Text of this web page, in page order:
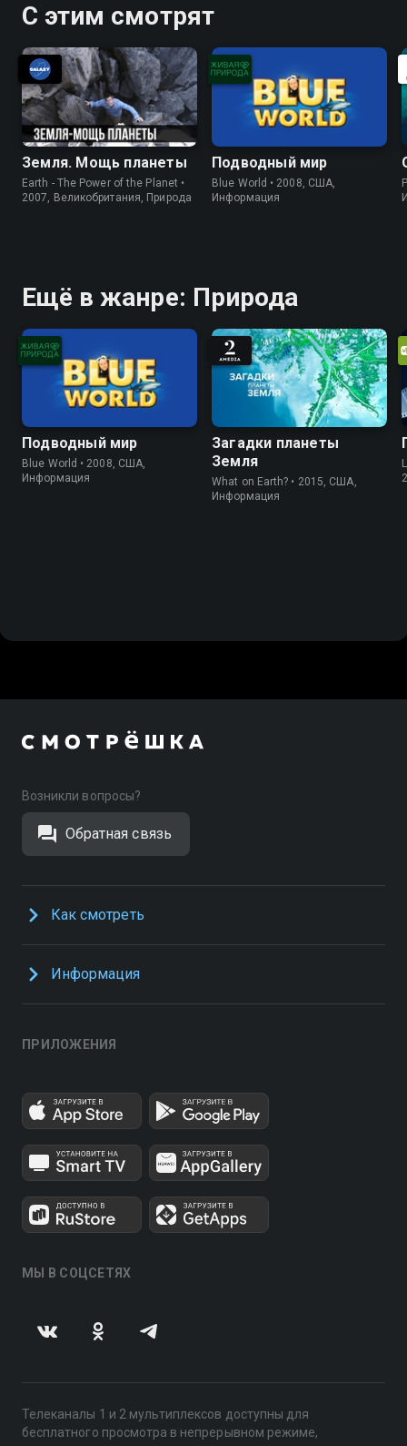
С этим смотрят
Земля. Мощь планеты
Earth - The Power of the Planet •
2007, Великобритания, Природа
Подводный мир
Blue World • 2008, США,
Информация
Ещё в жанре: Природа
Подводный мир
Blue World • 2008, США,
Информация
Загадки планеты
Земля
What on Earth? • 2015, США,
Информация
Возникли вопросы?
Обратная связь
Как смотреть
Информация
ПРИЛОЖЕНИЯ
МЫ В СОЦСЕТЯХ
Телеканалы 1 и 2 мультиплексов доступны для
бесплатного просмотра в непрерывном режиме,